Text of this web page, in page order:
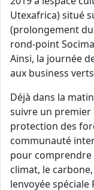
Utexafrica) situé
(prolongement
rond-point
Ainsi, la journée
aux business
Déjà dans la
suivre un premier
protection des
communauté
pour comprendre
climat, le
lenvoyée